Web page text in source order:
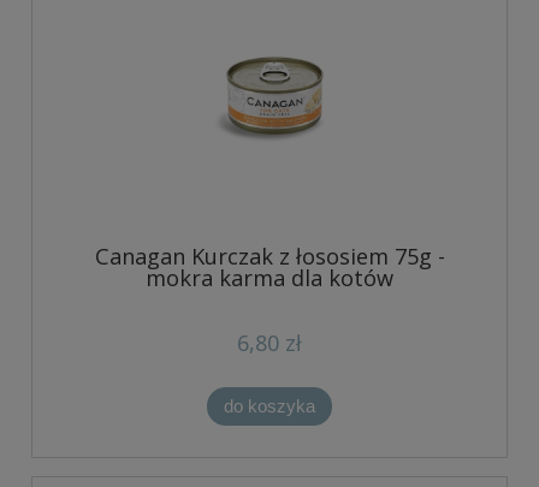
Canagan Kurczak z łososiem 75g -
mokra karma dla kotów
6,80 zł
do koszyka